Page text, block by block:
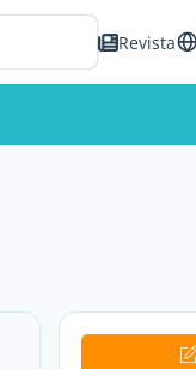
Revista